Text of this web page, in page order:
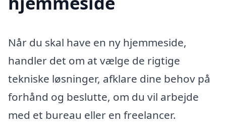
Når du skal have en ny hjemmeside,
handler det om at vælge de rigtige
tekniske løsninger, afklare dine behov på
forhånd og beslutte, om du vil arbejde
med et bureau eller en freelancer.